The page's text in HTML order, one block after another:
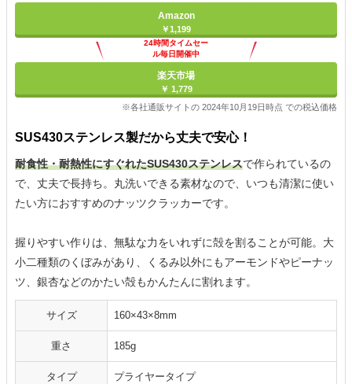
Amazon
￥1,199
24時間タイムセー
ル毎日開催中
楽天市場
￥ 1,779
※各社通販サイトの 2024年10月19日時点 での税込価格
SUS430ステンレス製だから丈夫で安心！
耐食性・耐熱性にすぐれたSUS430ステンレスで作られているの
で、丈夫で長持ち。丸洗いできる素材なので、いつも清潔に使い
たい方におすすめのナッツクラッカーです。
握りやすい作りは、無駄な力をいれずに殻を割ることが可能。大
小二種類のくぼみがあり、くるみ以外にもアーモンドやピーナッ
ツ、銀杏などのかたい殻もかんたんに割れます。
サイズ 160×43×8mm
重さ 185g
タイプ プライヤータイプ